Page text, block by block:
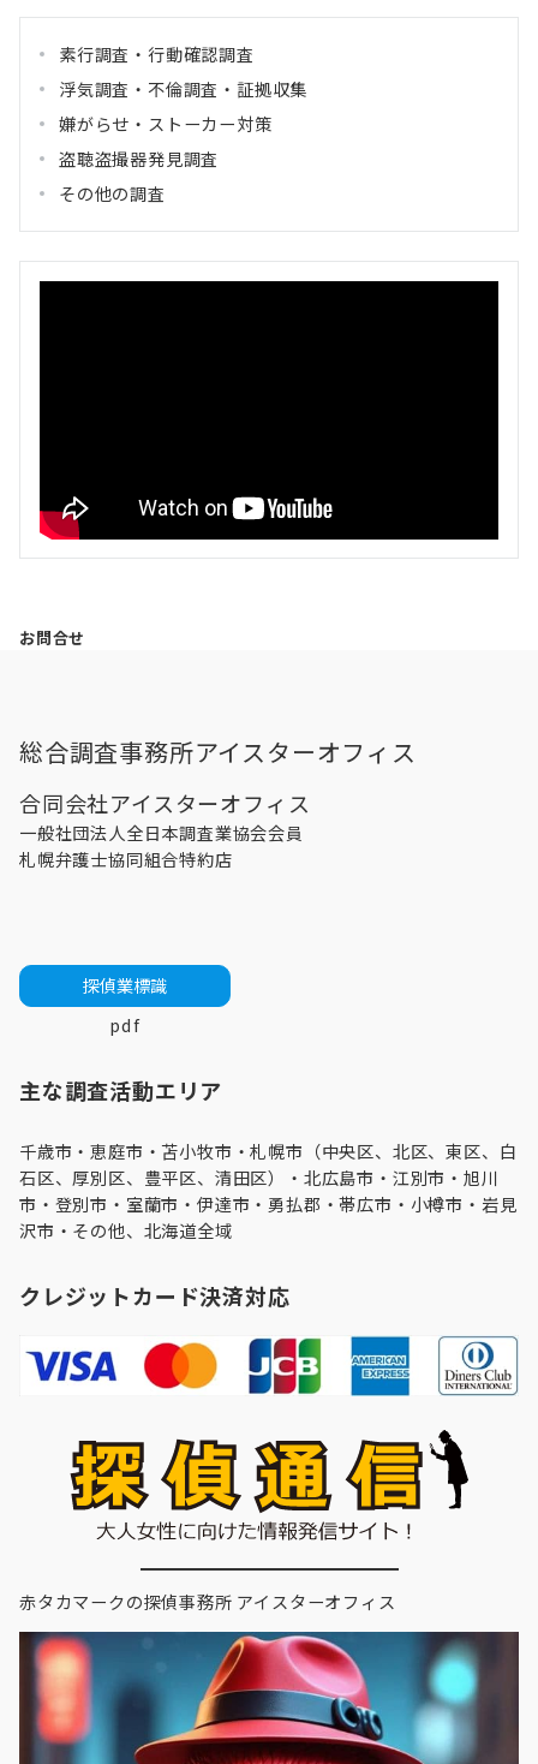
素行調査・行動確認調査
浮気調査・不倫調査・証拠収集
嫌がらせ・ストーカー対策
盗聴盗撮器発見調査
その他の調査
お問合せ
総合調査事務所アイスターオフィス
合同会社アイスターオフィス
一般社団法人全日本調査業協会会員
札幌弁護士協同組合特約店
探偵業標識
pdf
主な調査活動エリア
千歳市・恵庭市 ・ 苫小牧市 ・札幌市（中央区、北区、東区、白
石区、厚別区、豊平区、清田区）
・ 北広島市 ・ 江別市 ・旭川
市 ・登別市・ 室蘭市 ・伊達市・勇払郡・帯広市・ 小樽市 ・ 岩見
沢市 ・その他、北海道全域
クレジットカード決済対応
赤タカマークの探偵事務所 アイスターオフィス